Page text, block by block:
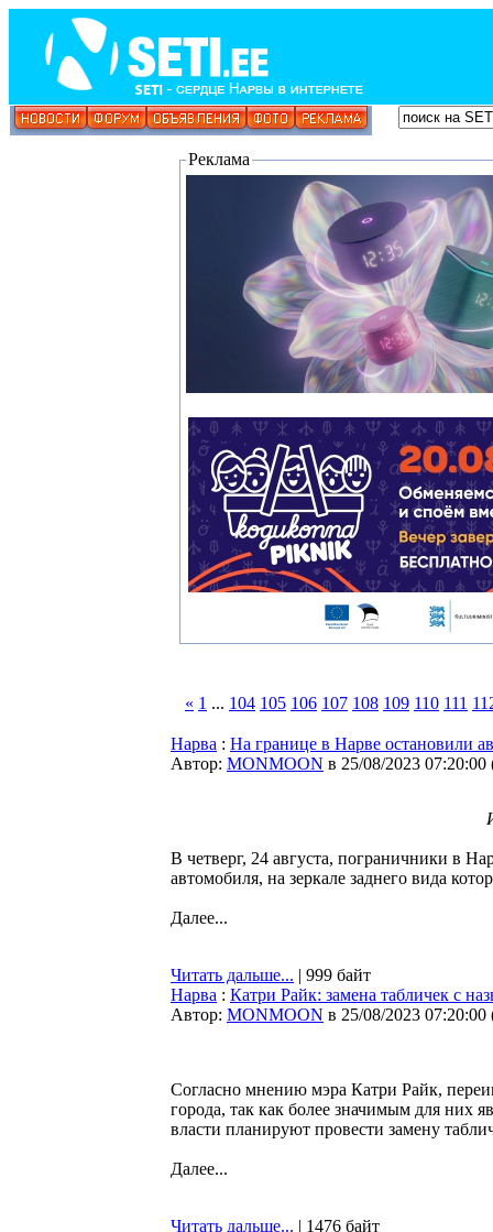
Реклама
« 1 ... 104 105 106 107 108 109 110 111
Нарва : На границе в Нарве остановили
Автор: MONMOON в 25/08/2023 07:20:00
В четверг, 24 августа, пограничники в
автомобиля, на зеркале заднего вида
Далее...
Читать дальше... | 999 байт
Нарва : Катри Райк: замена табличек с
Автор: MONMOON в 25/08/2023 07:20:00
Согласно мнению мэра Катри Райк,
города, так как более значимым для них
власти планируют провести замену
Далее...
Читать дальше... | 1476 байт